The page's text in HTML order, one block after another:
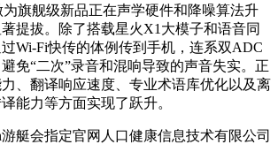
旗舰级新品正在声学硬件和降噪算法升
提拔。除了搭载星火X1大模子和语音同
Wi-Fi快传的体例传到手机，连系双ADC
免“二次”录音和混响导致的声音失实。正
、翻译响应速度、专业术语库优化以及离
能力等方面实现了跃升。
艇会指定官网人口健康信息技术有限公司